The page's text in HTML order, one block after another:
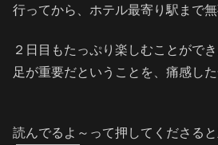
行ってから、ホテル最寄り駅まで
２日目もたっぷり楽しむことがで
足が重要だということを、痛感した
読んでるよ～って押してくださると